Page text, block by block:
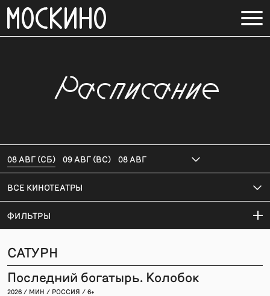
Расписание
ВСЕ КИНОТЕАТРЫ
08 АВГ (СБ) 09 АВГ (ВС) 08 АВГ
ФИЛЬТРЫ
САТУРН
Последний богатырь. Колобок
2026 / МИН / РОССИЯ / 6+